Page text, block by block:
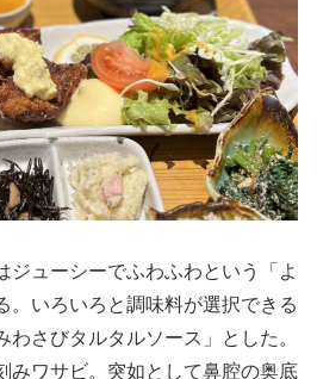
ジューシーでふわふわという「よ
。いろいろと調味料が選択できる
さびタルタルソース」とした。
みワサビ。突如として鼻腔の奥底